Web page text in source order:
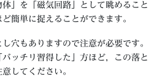
体」を「磁気回路」として眺めること
簡単に捉えることができます。
穴もありますので注意が必要です。
ッチリ習得した」方ほど，この落と
してください。